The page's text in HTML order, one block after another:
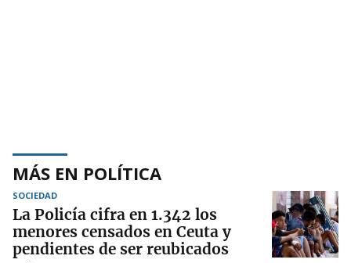
MÁS EN POLÍTICA
SOCIEDAD
La Policía cifra en 1.342 los
menores censados en Ceuta y
pendientes de ser reubicados